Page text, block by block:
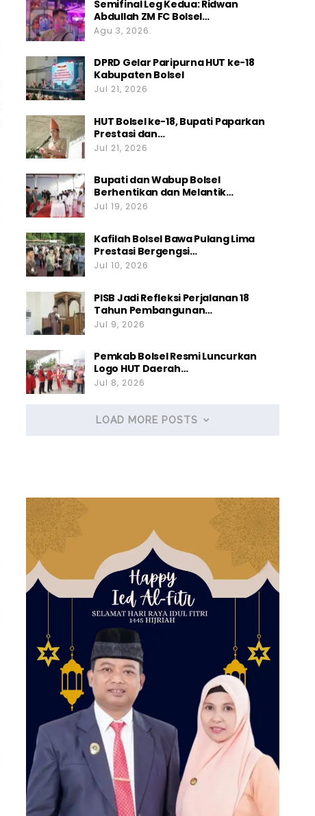
Semifinal Leg Kedua: Ridwan
Abdullah ZM FC Bolsel…
Agu 3, 2026
DPRD Gelar Paripurna HUT ke-18
Kabupaten Bolsel
Jul 21, 2026
HUT Bolsel ke-18, Bupati Paparkan
Prestasi dan…
Jul 21, 2026
Bupati dan Wabup Bolsel
Berhentikan dan Melantik…
Jul 19, 2026
Kafilah Bolsel Bawa Pulang Lima
Prestasi Bergengsi…
Jul 10, 2026
PISB Jadi Refleksi Perjalanan 18
Tahun Pembangunan…
Jul 9, 2026
Pemkab Bolsel Resmi Luncurkan
Logo HUT Daerah…
Jul 8, 2026
LOAD MORE POSTS